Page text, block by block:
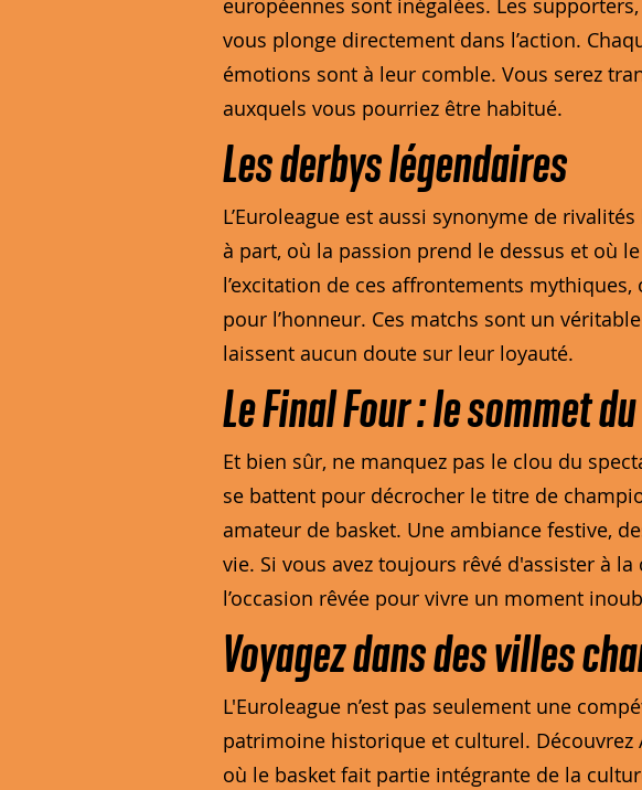
européennes sont inégalées. Les
vous plonge directement dans l’action.
émotions sont à leur comble. Vous serez
auxquels vous pourriez être habitué.
Les derbys légendaires
L’Euroleague est aussi synonyme de
à part, où la passion prend le dessus et où
l’excitation de ces affrontements
pour l’honneur. Ces matchs sont un
laissent aucun doute sur leur loyauté.
Le Final Four : le sommet
Et bien sûr, ne manquez pas le clou du
se battent pour décrocher le titre de
amateur de basket. Une ambiance festive,
vie. Si vous avez toujours rêvé d'assister à
l’occasion rêvée pour vivre un moment
Voyagez dans des villes
L'Euroleague n’est pas seulement une
patrimoine historique et culturel. Découvrez
où le basket fait partie intégrante de la